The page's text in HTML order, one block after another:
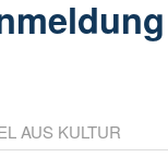
AUS KULTUR